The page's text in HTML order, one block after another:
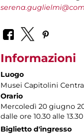
Informazioni
Luogo
Musei Capitolini
Orario
Mercoledì 20 giugno
dalle ore 10.30 alle 13.30
Biglietto d'ingresso